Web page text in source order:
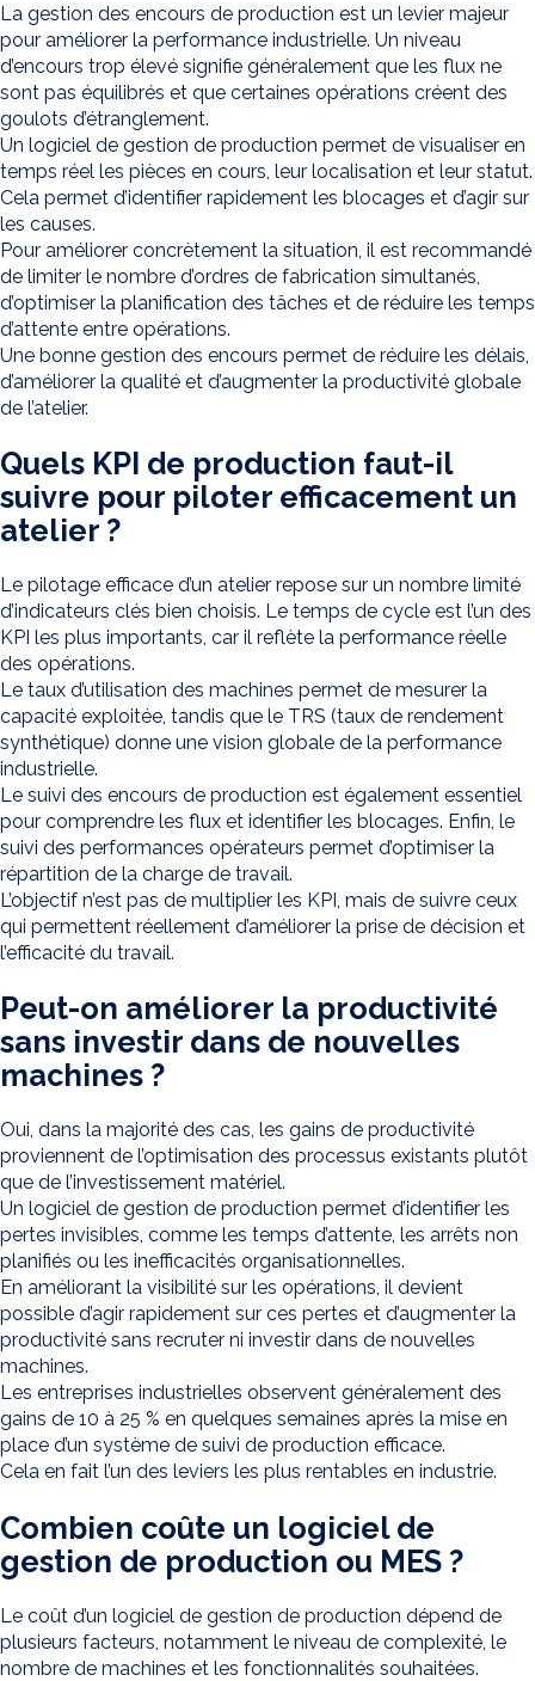
La gestion des encours de production est un levier majeur
pour améliorer la performance industrielle. Un niveau
d’encours trop élevé signifie généralement que les flux ne
sont pas équilibrés et que certaines opérations créent des
goulots d’étranglement.
Un logiciel de gestion de production permet de visualiser en
temps réel les pièces en cours, leur localisation et leur statut.
Cela permet d’identifier rapidement les blocages et d’agir sur
les causes.
Pour améliorer concrètement la situation, il est recommandé
de limiter le nombre d’ordres de fabrication simultanés,
d’optimiser la planification des tâches et de réduire les temps
d’attente entre opérations.
Une bonne gestion des encours permet de réduire les délais,
d’améliorer la qualité et d’augmenter la productivité globale
de l’atelier.
Quels KPI de production faut-il
suivre pour piloter efficacement un
atelier ?
Le pilotage efficace d’un atelier repose sur un nombre limité
d’indicateurs clés bien choisis. Le temps de cycle est l’un des
KPI les plus importants, car il reflète la performance réelle
des opérations.
Le taux d’utilisation des machines permet de mesurer la
capacité exploitée, tandis que le TRS (taux de rendement
synthétique) donne une vision globale de la performance
industrielle.
Le suivi des encours de production est également essentiel
pour comprendre les flux et identifier les blocages. Enfin, le
suivi des performances opérateurs permet d’optimiser la
répartition de la charge de travail.
L’objectif n’est pas de multiplier les KPI, mais de suivre ceux
qui permettent réellement d’améliorer la prise de décision et
l’efficacité du travail.
Peut-on améliorer la productivité
sans investir dans de nouvelles
machines ?
Oui, dans la majorité des cas, les gains de productivité
proviennent de l’optimisation des processus existants plutôt
que de l’investissement matériel.
Un logiciel de gestion de production permet d’identifier les
pertes invisibles, comme les temps d’attente, les arrêts non
planifiés ou les inefficacités organisationnelles.
En améliorant la visibilité sur les opérations, il devient
possible d’agir rapidement sur ces pertes et d’augmenter la
productivité sans recruter ni investir dans de nouvelles
machines.
Les entreprises industrielles observent généralement des
gains de 10 à 25 % en quelques semaines après la mise en
place d’un système de suivi de production efficace.
Cela en fait l’un des leviers les plus rentables en industrie.
Combien coûte un logiciel de
gestion de production ou MES ?
Le coût d’un logiciel de gestion de production dépend de
plusieurs facteurs, notamment le niveau de complexité, le
nombre de machines et les fonctionnalités souhaitées.